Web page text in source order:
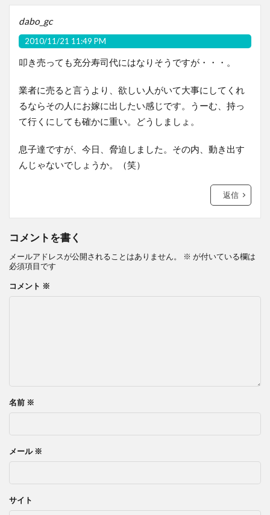
dabo_gc
2010/11/21 11:49 PM
叩き売っても充分寿司代にはなりそうですが・・・。
業者に売ると言うより、欲しい人がいて大事にしてくれ
るならその人にお嫁に出したい感じです。うーむ、持っ
て行くにしても確かに重い。どうしましょ。
息子達ですが、今日、脅迫しました。その内、動き出す
んじゃないでしょうか。（笑）
返信
コメントを書く
メールアドレスが公開されることはありません。 ※ が付いている欄は
必須項目です
コメント ※
名前 ※
メール ※
サイト